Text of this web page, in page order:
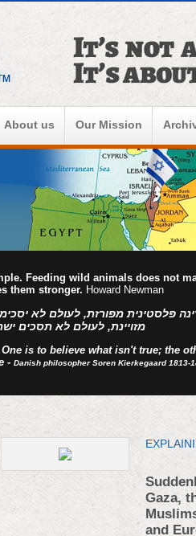
About us Our Mission
Feeding wild animals does not
them stronger. Howard Newman
פלסטינית מפורזת, לעולם לא
מזויינת, לעולם לא תסכים
is to believe what isn't true; the
- Danish philosopher Soren Kierkegaard 1813-
Gaza,
and